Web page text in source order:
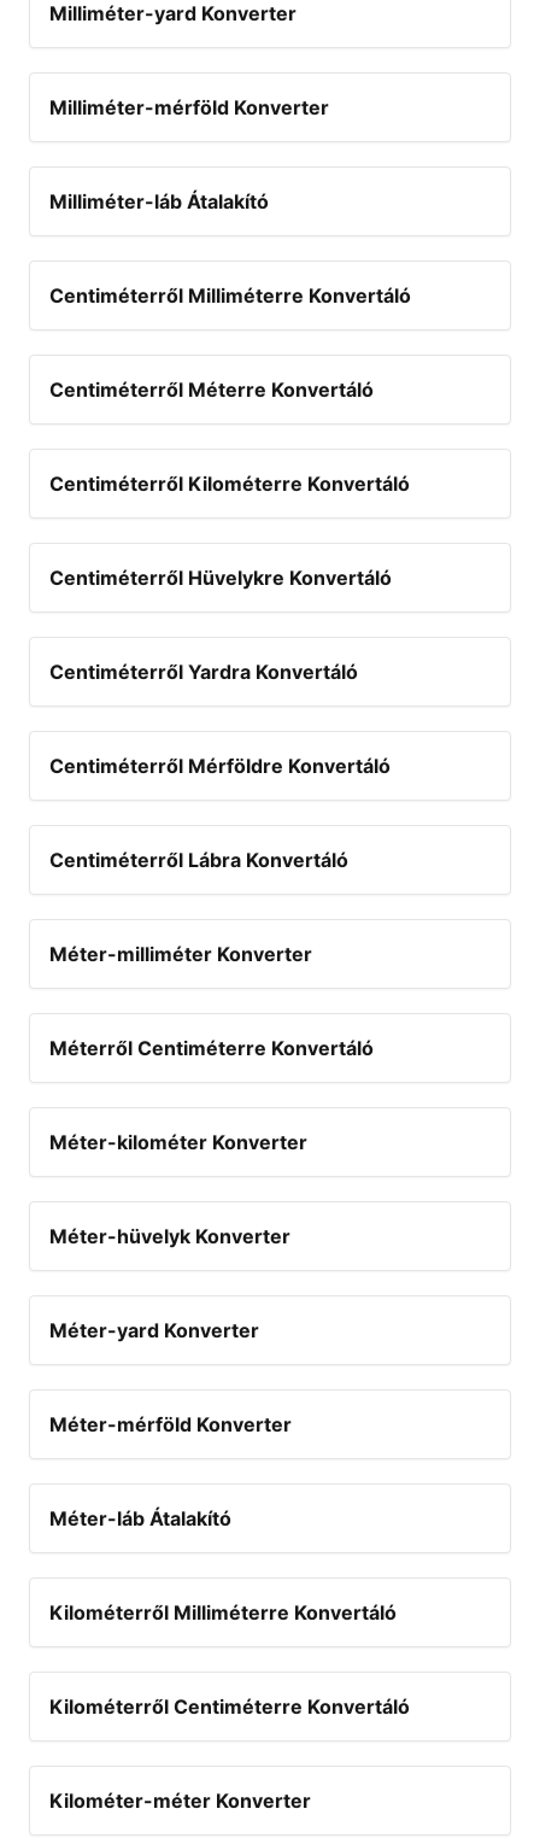
Milliméter-yard Konverter
Milliméter-mérföld Konverter
Milliméter-láb Átalakító
Centiméterről Milliméterre Konvertáló
Centiméterről Méterre Konvertáló
Centiméterről Kilométerre Konvertáló
Centiméterről Hüvelykre Konvertáló
Centiméterről Yardra Konvertáló
Centiméterről Mérföldre Konvertáló
Centiméterről Lábra Konvertáló
Méter-milliméter Konverter
Méterről Centiméterre Konvertáló
Méter-kilométer Konverter
Méter-hüvelyk Konverter
Méter-yard Konverter
Méter-mérföld Konverter
Méter-láb Átalakító
Kilométerről Milliméterre Konvertáló
Kilométerről Centiméterre Konvertáló
Kilométer-méter Konverter